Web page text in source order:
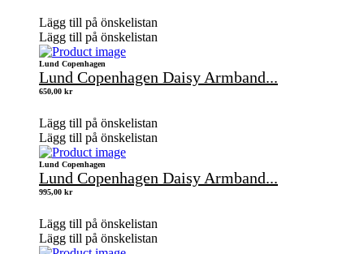
Lägg till på önskelistan
Lägg till på önskelistan
Lund Copenhagen
Lund Copenhagen Daisy Armband...
650,00 kr
Lägg till på önskelistan
Lägg till på önskelistan
Lund Copenhagen
Lund Copenhagen Daisy Armband...
995,00 kr
Lägg till på önskelistan
Lägg till på önskelistan